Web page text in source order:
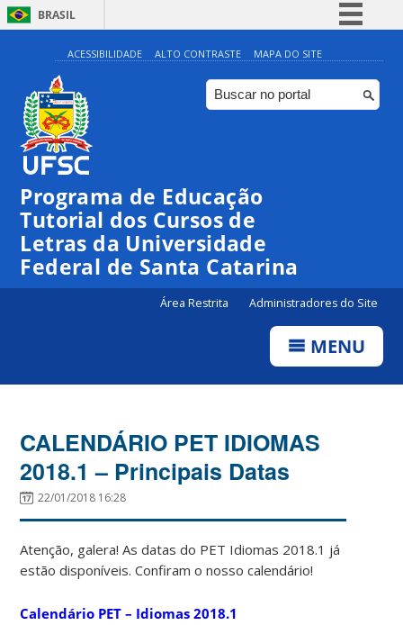
BRASIL
Simplifique!
Comunica BR
Participe
ACESSIBILIDADE ALTO CONTRASTE MAPA DO SITE
Programa de Educação
Tutorial dos Cursos de
Letras da Universidade
Federal de Santa Catarina
Área Restrita Administradores do Site
MENU
CALENDÁRIO PET IDIOMAS
2018.1 – Principais Datas
22/01/2018 16:28
Atenção, galera! As datas do PET Idiomas 2018.1 já
estão disponíveis. Confiram o nosso calendário!
Calendário PET – Idiomas 2018.1